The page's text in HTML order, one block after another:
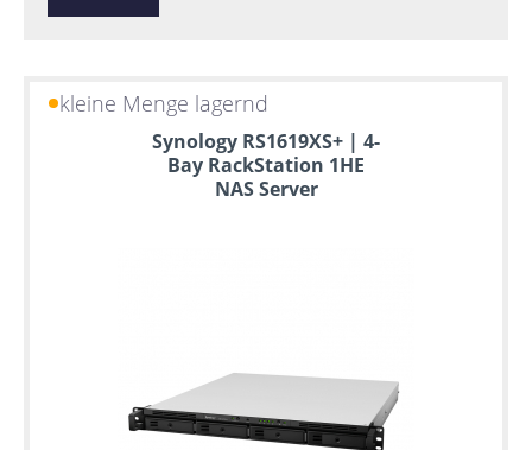
kleine Menge lagernd
Synology RS1619XS+ | 4-
Bay RackStation 1HE
NAS Server